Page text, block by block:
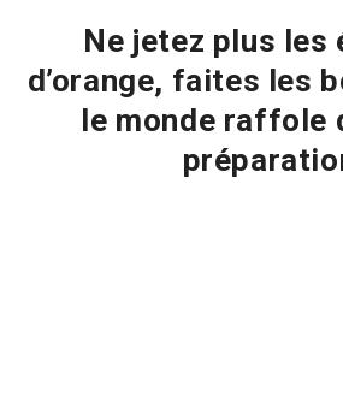
Ne jetez plus les
d’orange, faites les
le monde raffole